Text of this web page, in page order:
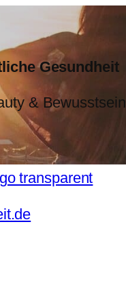
Gesundheit
& Bewusstsein